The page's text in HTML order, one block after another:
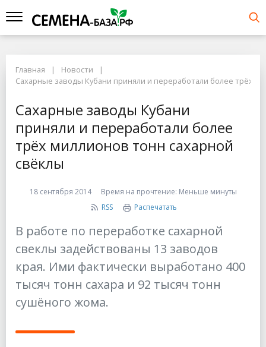
Главная
Новости
Сахарные заводы Кубани приняли и переработали более трёх
Сахарные заводы Кубани
приняли и переработали более
трёх миллионов тонн сахарной
свёклы
18 сентября 2014 Время на прочтение: Меньше минуты
RSS
Распечатать
В работе по переработке сахарной
свеклы задействованы 13 заводов
края. Ими фактически выработано 400
тысяч тонн сахара и 92 тысяч тонн
сушёного жома.